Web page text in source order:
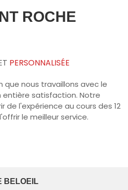
ROCHE
PERSONNALISÉE
nous travaillons avec le
entière satisfaction. Notre
de l'expérience au cours des 12
le meilleur service.
BELOEIL